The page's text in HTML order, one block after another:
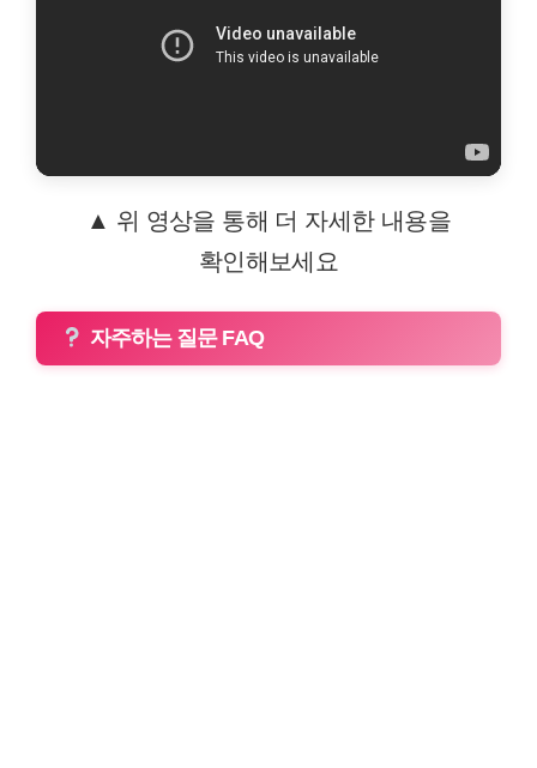
▲ 위 영상을 통해 더 자세한 내용을
확인해보세요
자주하는 질문 FAQ